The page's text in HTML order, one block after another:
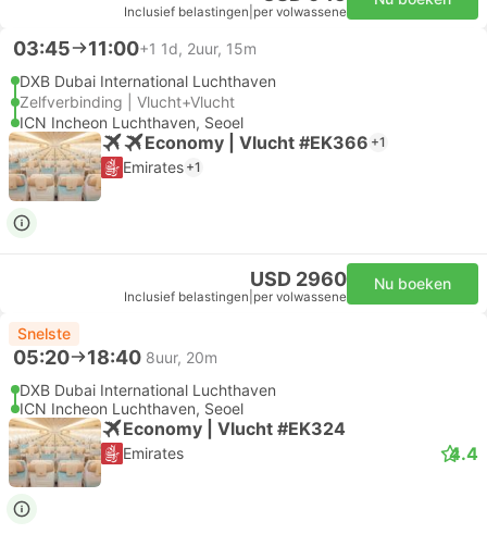
Inclusief belastingen per volwassene
03:45 11:00+1 1d, 2uur, 15m
DXB Dubai International Luchthaven
Zelfverbinding | Vlucht+Vlucht
ICN Incheon Luchthaven, Seoel
Economy | Vlucht #EK366 +1
Emirates +1
USD 2960
Inclusief belastingen per volwassene
Nu boeken
Snelste
05:20 18:40 8uur, 20m
DXB Dubai International Luchthaven
ICN Incheon Luchthaven, Seoel
Economy | Vlucht #EK324
Emirates 4.4